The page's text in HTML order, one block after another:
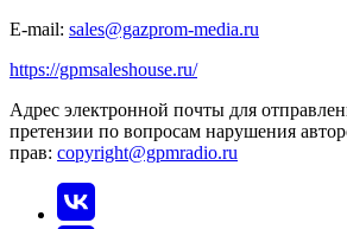
E-mail: sales@gazprom-media.ru
https://gpmsaleshouse.ru/
Адрес электронной почты для
претензии по вопросам нарушения
прав: copyright@gpmradio.ru